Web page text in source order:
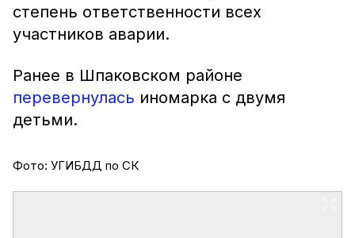
степень ответственности всех
участников аварии.
Ранее в Шпаковском районе
перевернулась иномарка с двумя
детьми.
Фото: УГИБДД по СК